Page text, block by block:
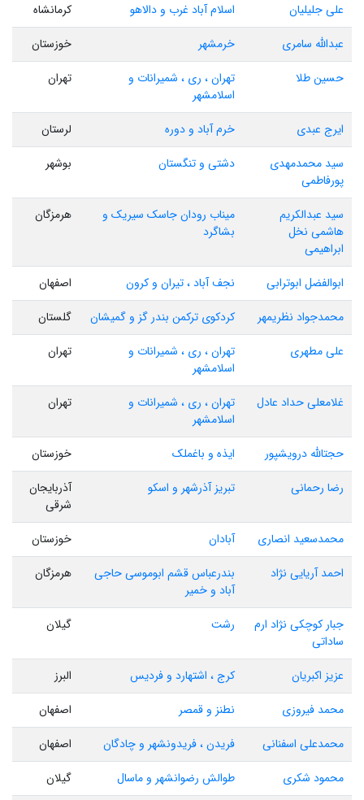
علی جلیلیان
اسلام آباد غرب و دالاهو
کرمانشاه
عبدالله سامری
خرمشهر
خوزستان
حسین طلا
تهران ، ری ، شمیرانات و
اسلامشهر
تهران
ایرج عبدی خرم آباد و دوره
لرستان
سید محمدمهدی
پورفاطمی
دشتی و تنگستان بوشهر
سید عبدالکریم
هاشمی نخل
ابراهیمی
میناب رودان جاسک سیریک و
بشاگرد
هرمزگان
ابوالفضل ابوترابی نجف آباد ، تیران و کرون
اصفهان
محمدجواد نظریمهر
کردکوی ترکمن بندر گز و گمیشان
گلستان
علی مطهری
تهران ، ری ، شمیرانات و
اسلامشهر
تهران
غلامعلی حداد عادل
تهران ، ری ، شمیرانات و
اسلامشهر
تهران
حجتالله درویشپور ایذه و باغملک
خوزستان
رضا رحمانی
تبریز آذرشهر و اسکو
آذربایجان
شرقی
محمدسعید انصاری
آبادان
خوزستان
احمد آریایی نژاد
بندرعباس قشم ابوموسی حاجی
آباد و خمیر
هرمزگان
جبار کوچکی نژاد ارم
ساداتی
رشت گیلان
عزیز اکبریان کرج ، اشتهارد و فردیس
البرز
محمد فیروزی
نطنز و قمصر
اصفهان
محمدعلی اسفنانی
فریدن ، فریدونشهر و چادگان
اصفهان
محمود شکری
طوالش رضوانشهر و ماسال
گیلان